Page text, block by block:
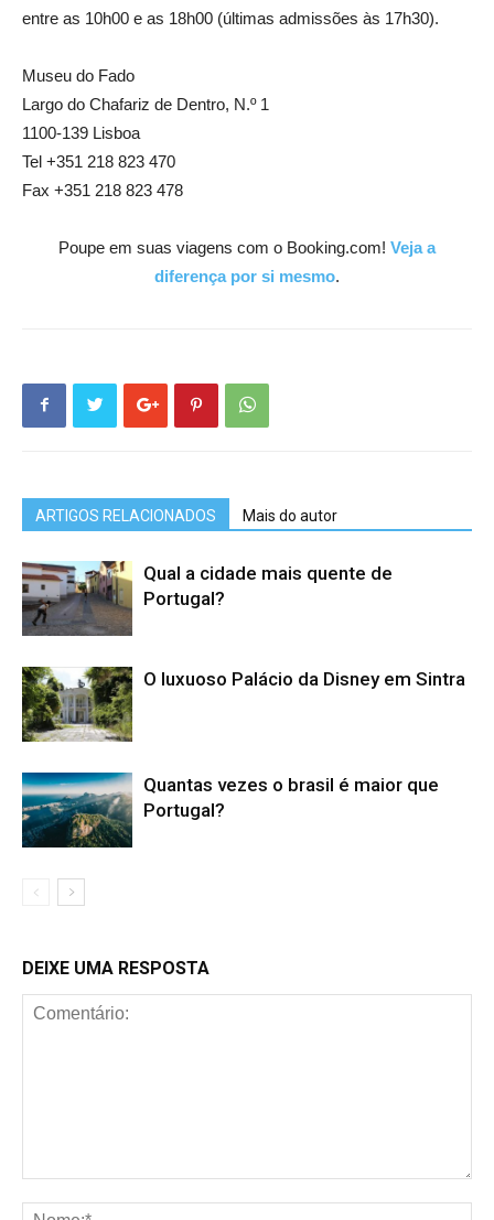
entre as 10h00 e as 18h00 (últimas admissões às 17h30).
Museu do Fado
Largo do Chafariz de Dentro, N.º 1
1100-139 Lisboa
Tel +351 218 823 470
Fax +351 218 823 478
Poupe em suas viagens com o Booking.com! Veja a
diferença por si mesmo.
ARTIGOS RELACIONADOS Mais do autor
Qual a cidade mais quente de
Portugal?
O luxuoso Palácio da Disney em Sintra
Quantas vezes o brasil é maior que
Portugal?
DEIXE UMA RESPOSTA